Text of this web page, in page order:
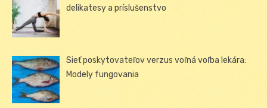
delikatesy a príslušenstvo
Sieť poskytovateľov verzus voľná voľba lekára:
Modely fungovania